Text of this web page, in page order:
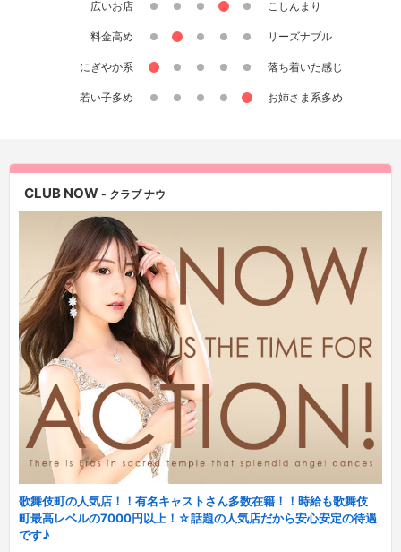
広いお店 こじんまり
料金高め リーズナブル
にぎやか系 落ち着いた感じ
若い子多め お姉さま系多め
CLUB NOW - クラブ ナウ
歌舞伎町の人気店！！有名キャストさん多数在籍！！時給も歌舞伎
町最高レベルの7000円以上！☆話題の人気店だから安心安定の待遇
です♪